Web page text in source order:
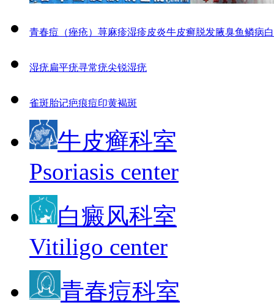
青春痘（痤疮） 荨麻疹湿疹皮炎牛皮癣脱发腋臭鱼鳞病
湿疣扁平疣寻常疣尖锐湿疣
雀斑胎记疤痕痘印黄褐斑
牛皮癣科室
Psoriasis center
白癜风科室
Vitiligo center
青春痘科室